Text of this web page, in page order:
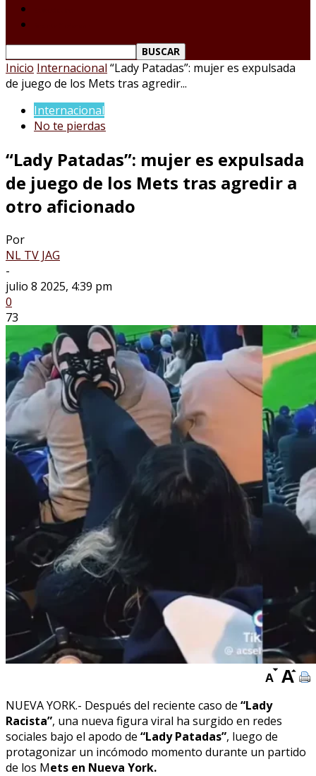
Inicio Internacional “Lady Patadas”: mujer es expulsada
de juego de los Mets tras agredir...
Internacional
No te pierdas
“Lady Patadas”: mujer es expulsada
de juego de los Mets tras agredir a
otro aficionado
Por
NL TV JAG
-
julio 8 2025, 4:39 pm
0
73
NUEVA YORK.- Después del reciente caso de “Lady
Racista”, una nueva figura viral ha surgido en redes
sociales bajo el apodo de “Lady Patadas”, luego de
protagonizar un incómodo momento durante un partido
de los Mets en Nueva York.